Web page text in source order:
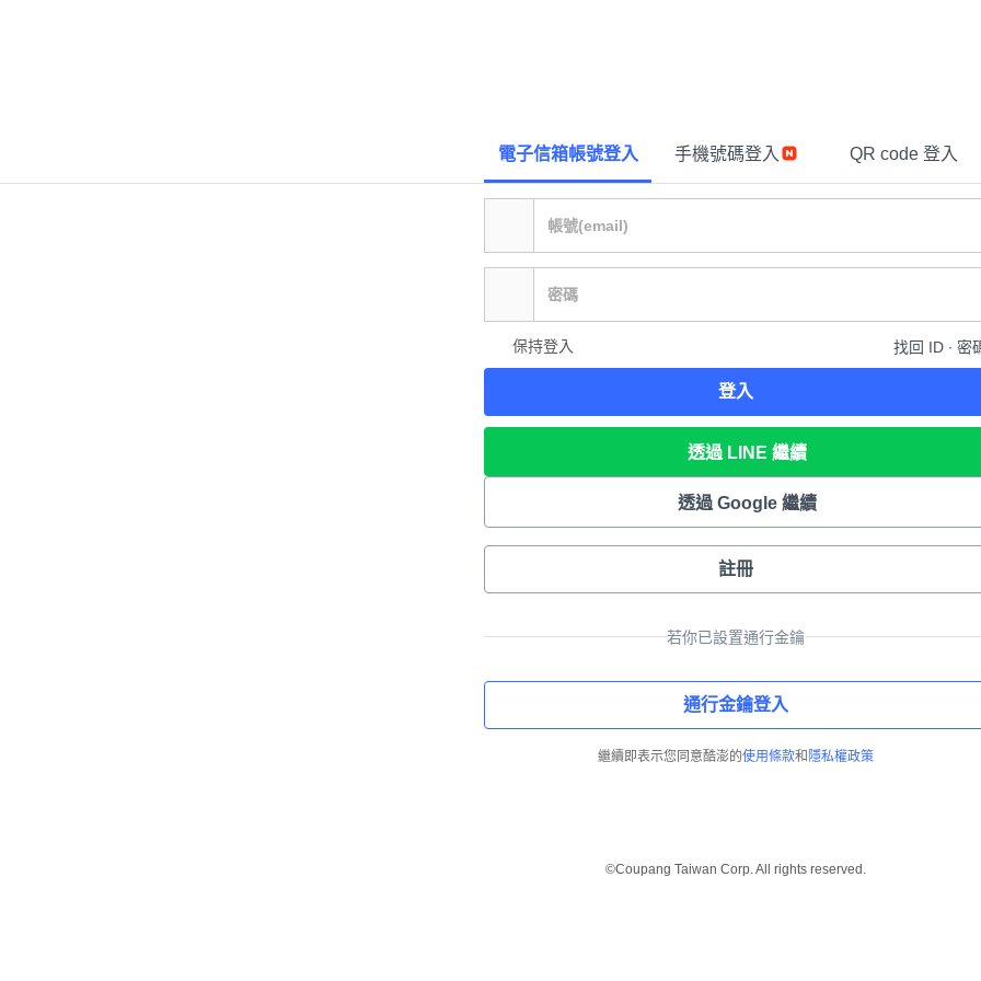
電子信箱帳號登入 手機號碼登入 QR code 登入
保持登入 找回 ID ∙ 密
登入
透過 LINE 繼續
透過 Google 繼續
註冊
若你已設置通行金鑰
通行金鑰登入
繼續即表示您同意酷澎的使用條款和 隱私權政策
©Coupang Taiwan Corp. All rights reserved.